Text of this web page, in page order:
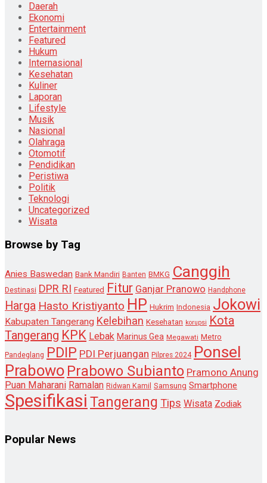
Daerah
Ekonomi
Entertainment
Featured
Hukum
Internasional
Kesehatan
Kuliner
Laporan
Lifestyle
Musik
Nasional
Olahraga
Otomotif
Pendidikan
Peristiwa
Politik
Teknologi
Uncategorized
Wisata
Browse by Tag
Anies Baswedan Bank Mandiri Banten BMKG Canggih
Destinasi DPR RI Featured Fitur Ganjar Pranowo Handphone
Harga Hasto Kristiyanto HP Hukrim Indonesia Jokowi
Kabupaten Tangerang Kelebihan Kesehatan korupsi Kota
Tangerang KPK Lebak Marinus Gea Megawati Metro
Pandeglang PDIP PDI Perjuangan Pilpres 2024 Ponsel
Prabowo Prabowo Subianto Pramono Anung
Puan Maharani Ramalan Ridwan Kamil Samsung Smartphone
Spesifikasi Tangerang Tips Wisata Zodiak
Popular News